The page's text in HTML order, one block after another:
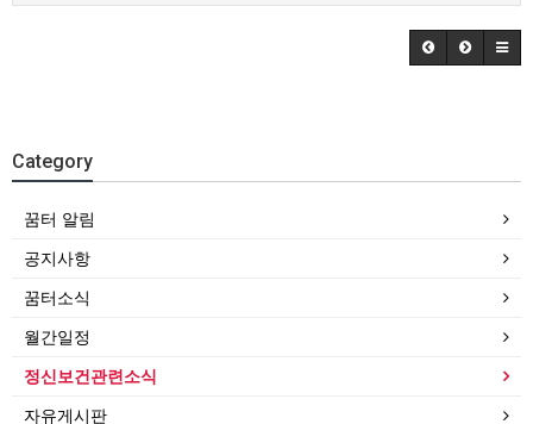
Category
꿈터 알림
공지사항
꿈터소식
월간일정
정신보건관련소식
자유게시판